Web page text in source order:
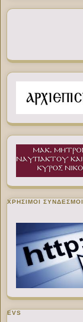
ΧΡΉΣΙΜΟΙ ΣΎΝΔΕΣΜΟΙ
EVS